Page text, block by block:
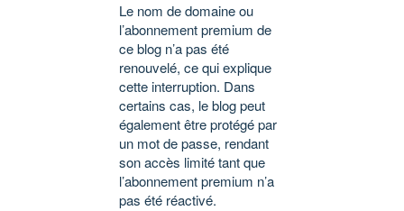
Le nom de domaine ou
l’abonnement premium de
ce blog n’a pas été
renouvelé, ce qui explique
cette interruption. Dans
certains cas, le blog peut
également être protégé par
un mot de passe, rendant
son accès limité tant que
l’abonnement premium n’a
pas été réactivé.